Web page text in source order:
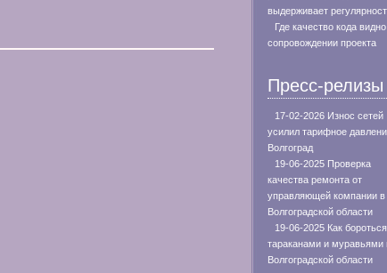
выдерживает
Где качество кода
сопровождении проекта
Пресс-релизы
17-02-2026 Износ сетей
усилил тарифное
Волгоград
19-06-2025 Проверка
качества ремонта от
управляющей компании в
Волгоградской области
19-06-2025 Как
тараканами и муравьями
Волгоградской области